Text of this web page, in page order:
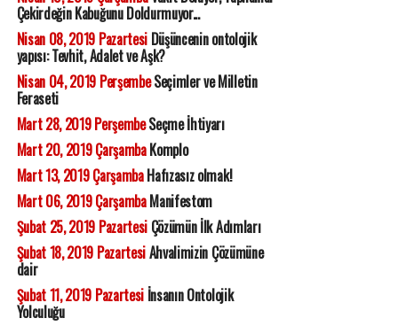
Çekirdeğin Kabuğunu Doldurmuyor...
Nisan 08, 2019 PazartesiDüşüncenin ontolojik
yapısı: Tevhit, Adalet ve Aşk?
Nisan 04, 2019 PerşembeSeçimler ve Milletin
Feraseti
Mart 28, 2019 PerşembeSeçme İhtiyarı
Mart 20, 2019 ÇarşambaKomplo
Mart 13, 2019 ÇarşambaHafızasız olmak!
Mart 06, 2019 ÇarşambaManifestom
Şubat 25, 2019 PazartesiÇözümün İlk Adımları
Şubat 18, 2019 PazartesiAhvalimizin Çözümüne
dair
Şubat 11, 2019 Pazartesiİnsanın Ontolojik
Yolculuğu